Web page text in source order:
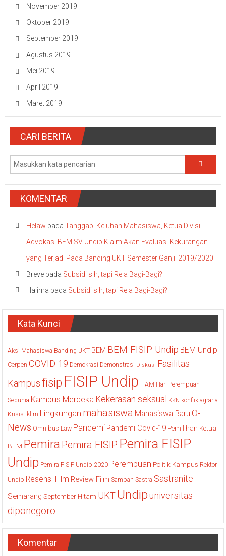
November 2019
Oktober 2019
September 2019
Agustus 2019
Mei 2019
April 2019
Maret 2019
CARI BERITA
KOMENTAR
Helaw pada Tanggapi Keluhan Mahasiswa, Ketua Divisi
Advokasi BEM SV Undip Klaim Akan Evaluasi Kekurangan
yang Terjadi Pada Banding UKT Semester Ganjil 2019/2020
Brevepada Subsidi sih, tapi Rela Bagi-Bagi?
Halima pada Subsidi sih, tapi Rela Bagi-Bagi?
Kata Kunci
Aksi Mahasiswa Banding UKT BEM BEM FISIP Undip BEM Undip
Cerpen COVID-19 Demokrasi Demonstrasi Diskusi Fasilitas
Kampus fisip FISIP Undip HAM Hari Perempuan
Sedunia Kampus Merdeka Kekerasan seksual KKN konflik agraria
Krisis iklim Lingkungan mahasiswa Mahasiswa Baru O-
News Omnibus Law Pandemi Pandemi Covid-19 Pemilihan Ketua
BEM Pemira Pemira FISIP Pemira FISIP
Undip Pemira FISIP Undip 2020 Perempuan Politik Kampus Rektor
Undip Resensi Film Review Film Sampah Sastra Sastranite
Semarang September Hitam UKTUndipuniversitas
diponegoro
Komentar